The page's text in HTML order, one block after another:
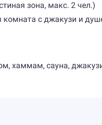
зона, макс. 2 чел.)
комната с джакузи и
хаммам, сауна,